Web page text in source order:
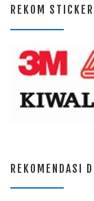
REKOM STICKER
REKOMENDASI